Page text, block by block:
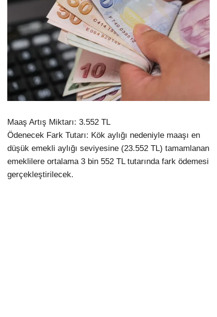
Maaş Artış Miktarı: 3.552 TL
Ödenecek Fark Tutarı: Kök aylığı nedeniyle maaşı en
düşük emekli aylığı seviyesine (23.552 TL) tamamlanan
emeklilere ortalama 3 bin 552 TL tutarında fark ödemesi
gerçekleştirilecek.